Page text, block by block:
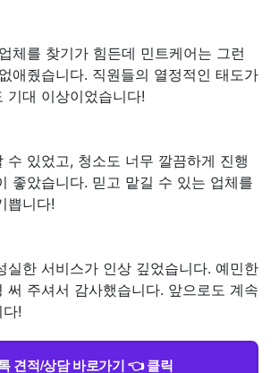
체를 찾기가 힘든데 민트케어는 그런
애줬습니다. 직원들의 열정적인 태도가
기대 이상이었습니다!
수 있었고, 청소도 너무 깔끔하게 진행
좋았습니다. 믿고 맡길 수 있는 업체를
쁩니다!
실한 서비스가 인상 깊었습니다. 예민한
써 주셔서 감사했습니다. 앞으로도 계속
!
견적/상담 바로가기 👈 클릭